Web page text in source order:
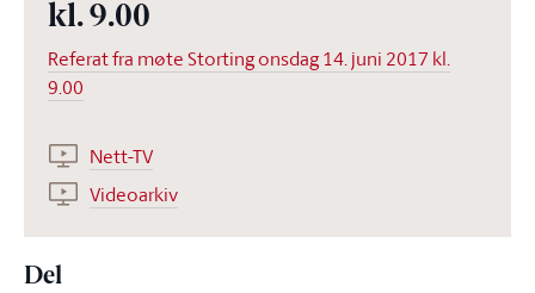
kl. 9.00
Referat fra møte Storting onsdag 14. juni 2017 kl.
9.00
Nett-TV
Videoarkiv
Del